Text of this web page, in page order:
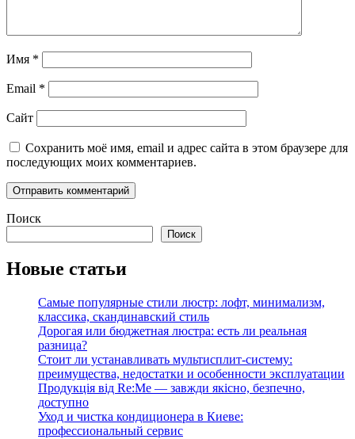
Имя *
Email *
Сайт
Сохранить моё имя, email и адрес сайта в этом браузере для
последующих моих комментариев.
Поиск
Поиск
Новые статьи
Самые популярные стили люстр: лофт, минимализм,
классика, скандинавский стиль
Дорогая или бюджетная люстра: есть ли реальная
разница?
Стоит ли устанавливать мультисплит-систему:
преимущества, недостатки и особенности эксплуатации
Продукція від Re:Me — завжди якісно, безпечно,
доступно
Уход и чистка кондиционера в Киеве:
профессиональный сервис